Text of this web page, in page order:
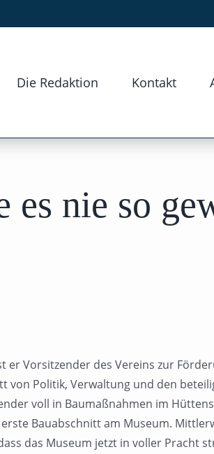
Die Redaktion Kontakt
es nie so
Vorsitzender des Vereins zur
Politik, Verwaltung und den
voll in Baumaßnahmen im
Bauabschnitt am Museum.
das Museum jetzt in voller Pracht